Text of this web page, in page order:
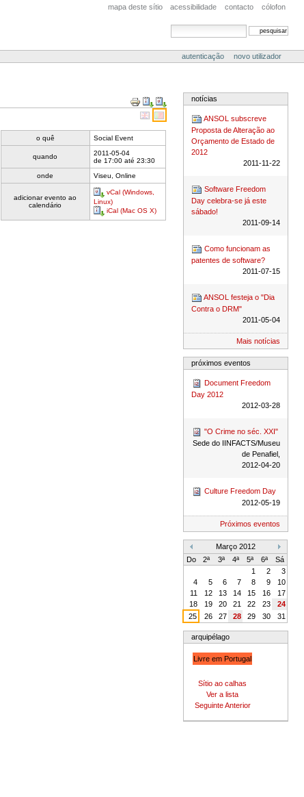
mapa deste sítio acessibilidade contacto cólofon
pesquisar
autenticação
novo utilizador
Acções
do
Documento
o quê Social Event
quando
2011-05-04
de 17:00até 23:30
onde
Viseu, Online
adicionar evento ao
calendário
vCal (Windows,
Linux)
iCal (Mac OS X)
notícias
ANSOL subscreve
Proposta de Alteração ao
Orçamento de Estado de
2012
2011-11-22
Software Freedom
Day celebra-se já este
sábado!
2011-09-14
Como funcionam as
patentes de software?
2011-07-15
ANSOL festeja o "Dia
Contra o DRM"
2011-05-04
Mais notícias
próximos eventos
Document Freedom
Day 2012
2012-03-28
"O Crime no séc. XXI"
Sede do IINFACTS/Museu
de Penafiel,
2012-04-20
Culture Freedom Day
2012-05-19
Próximos eventos
«
Março 2012
»
Do 2ª 3ª 4ª 5ª 6ª
Sá
1
2
3
4
5 6 7 8 9
10
11
12 13 14 15 16
17
18
19 20 21 22 23
24
25
26 27 28 29 30 31
arquipélago
Livre em Portugal
Sítio ao calhas
Ver a lista
Seguinte Anterior